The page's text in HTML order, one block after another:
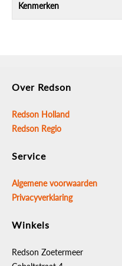
Kenmerken
Over Redson
Redson Holland
Redson Regio
Service
Algemene voorwaarden
Privacyverklaring
Winkels
Redson Zoetermeer